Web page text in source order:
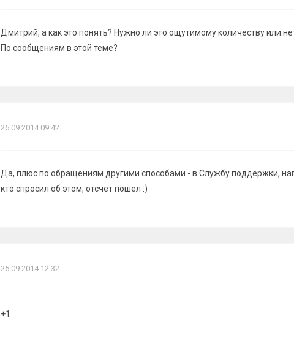
Дмитрий, а как это понять? Нужно ли это ощутимому количеству или
По сообщениям в этой теме?
25.09.2014 09:42
Да, плюс по обращениям другими способами - в Службу поддержки,
кто спросил об этом, отсчет пошел :)
25.09.2014 12:32
+1